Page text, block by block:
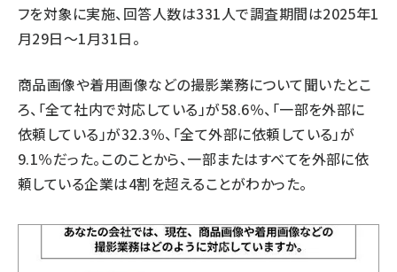
フを対象に実施、回答人数は331人で調査期間は2025年1
月29日～1月31日。
商品画像や着用画像などの撮影業務について聞いたとこ
ろ、「全て社内で対応している」が58.6％、「一部を外部に
依頼している」が32.3％、「全て外部に依頼している」が
9.1％だった。このことから、一部またはすべてを外部に依
頼している企業は4割を超えることがわかった。